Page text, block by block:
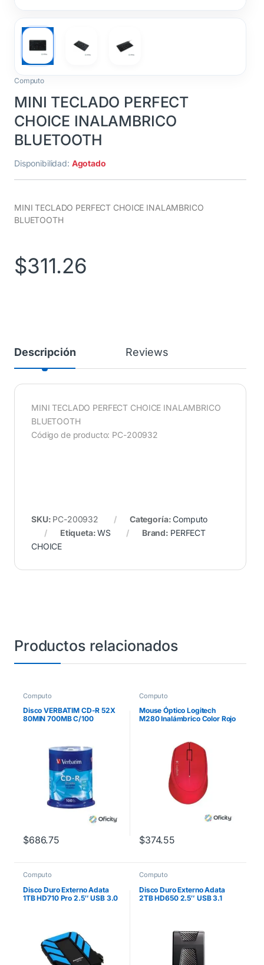
Computo
MINI TECLADO PERFECT
CHOICE INALAMBRICO
BLUETOOTH
Disponibilidad: Agotado
MINI TECLADO PERFECT CHOICE INALAMBRICO
BLUETOOTH
$311.26
Descripción Reviews
MINI TECLADO PERFECT CHOICE INALAMBRICO
BLUETOOTH
Código de producto: PC-200932
SKU: PC-200932 Categoría:Computo
Etiqueta:WS Brand: PERFECT
CHOICE
Productos relacionados
Computo
Disco VERBATIM CD-R 52X
80MIN 700MB C/100
$686.75
Computo
Mouse Óptico Logitech
M280 Inalámbrico Color Rojo
$374.55
Computo
Disco Duro Externo Adata
1TB HD710 Pro 2.5″ USB 3.0
Computo
Disco Duro Externo Adata
2TB HD650 2.5″ USB 3.1